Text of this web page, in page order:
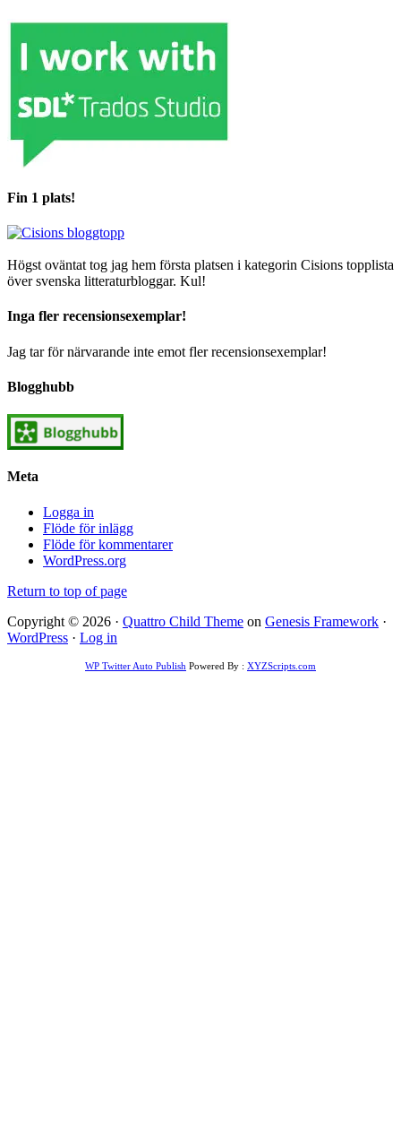
Fin 1 plats!
Högst oväntat tog jag hem första platsen i kategorin Cisions topplista
över svenska litteraturbloggar. Kul!
Inga fler recensionsexemplar!
Jag tar för närvarande inte emot fler recensionsexemplar!
Blogghubb
Meta
Logga in
Flöde för inlägg
Flöde för kommentarer
WordPress.org
Return to top of page
Copyright © 2026 · Quattro Child Theme on Genesis Framework ·
WordPress · Log in
WP Twitter Auto Publish Powered By : XYZScripts.com